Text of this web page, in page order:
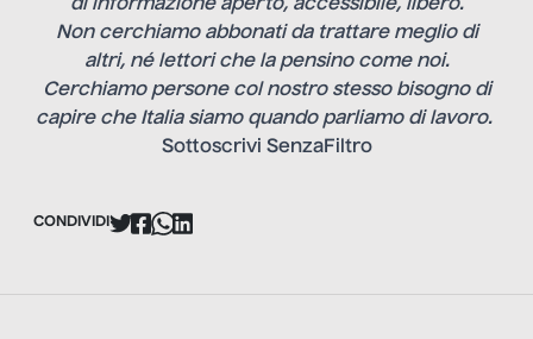
di informazione aperto, accessibile, libero.
Non cerchiamo abbonati da trattare meglio di
altri, né lettori che la pensino come noi.
Cerchiamo persone col nostro stesso bisogno di
capire che Italia siamo quando parliamo di lavoro.
Sottoscrivi SenzaFiltro
CONDIVIDI